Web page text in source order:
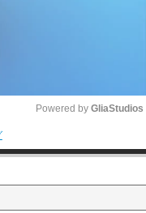
M
Powered by GliaStudios